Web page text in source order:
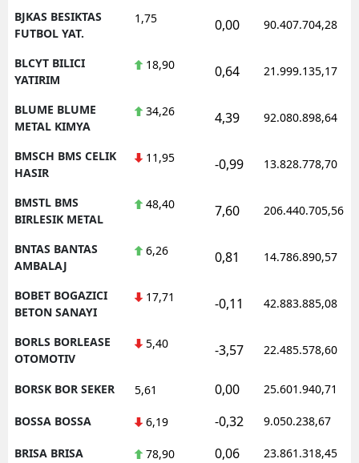
BJKAS BESIKTAS
FUTBOL YAT.
1,75 0,00 90.407.704,28
BLCYT BILICI
YATIRIM
18,90 0,64 21.999.135,17
BLUME BLUME
METAL KIMYA
34,26 4,39 92.080.898,64
BMSCH BMS CELIK
HASIR
11,95 -0,99 13.828.778,70
BMSTL BMS
BIRLESIK METAL
48,40 7,60 206.440.705,56
BNTAS BANTAS
AMBALAJ
6,26 0,81 14.786.890,57
BOBET BOGAZICI
BETON SANAYI
17,71 -0,11 42.883.885,08
BORLS BORLEASE
OTOMOTIV
5,40 -3,57 22.485.578,60
BORSK BOR SEKER 5,61 0,00 25.601.940,71
BOSSA BOSSA 6,19 -0,32 9.050.238,67
BRISA BRISA 78,90 0,06 23.861.318,45